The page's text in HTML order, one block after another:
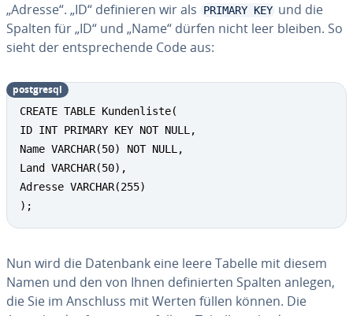
„Adresse“. „ID“ de­fi­nie­ren wir als
PRIMARY KEY und die
Spalten für „ID“ und „Name“ dürfen nicht leer bleiben. So
sieht der ent­spre­chen­de Code aus:
CREATE TABLE Kundenliste(
ID INT PRIMARY KEY NOT NULL,
Name VARCHAR(50) NOT NULL,
Land VARCHAR(50),
Adresse VARCHAR(255)
);
post­gres­ql
Nun wird die Datenbank eine leere Tabelle mit diesem
Namen und den von Ihnen de­fi­nier­ten Spalten anlegen,
die Sie im Anschluss mit Werten füllen können. Die